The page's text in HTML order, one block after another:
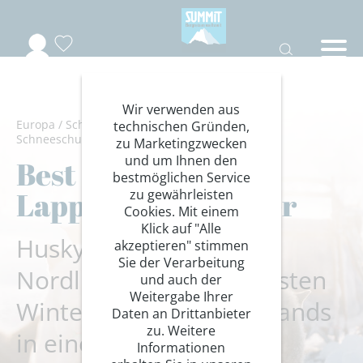
Europa / Schwedisch Lappland/Wintersport
Schneeschuhwanderung weltweit
Best of Schwedisch
Lappland im Winter
Husky, Rentiere &
Nordlichter – die schönsten
Wintererlebnisse Lapplands
in einer Reise.
Wir verwenden aus
technischen Gründen,
zu Marketingzwecken
und um Ihnen den
bestmöglichen Service
zu gewährleisten
Cookies. Mit einem
Klick auf "Alle
akzeptieren" stimmen
Sie der Verarbeitung
und auch der
Weitergabe Ihrer
Daten an Drittanbieter
zu. Weitere
Informationen